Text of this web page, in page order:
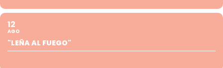
12
AGO
"LEÑA AL FUEGO"